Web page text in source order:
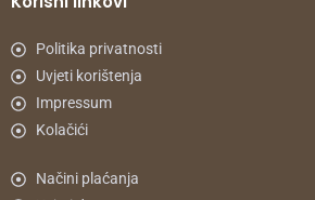
Politika privatnosti
Uvjeti korištenja
Impressum
Kolačići
Načini plaćanja